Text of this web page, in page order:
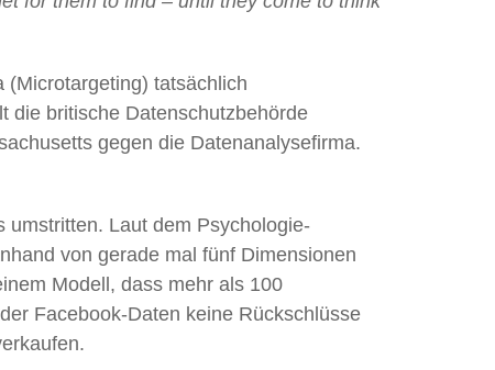
(Microtargeting) tatsächlich
die britische Datenschutzbehörde
gegen die Datenanalysefirma.
umstritten. Laut dem Psychologie-
von gerade mal fünf Dimensionen
Modell, dass mehr als 100
Facebook-Daten keine Rückschlüsse